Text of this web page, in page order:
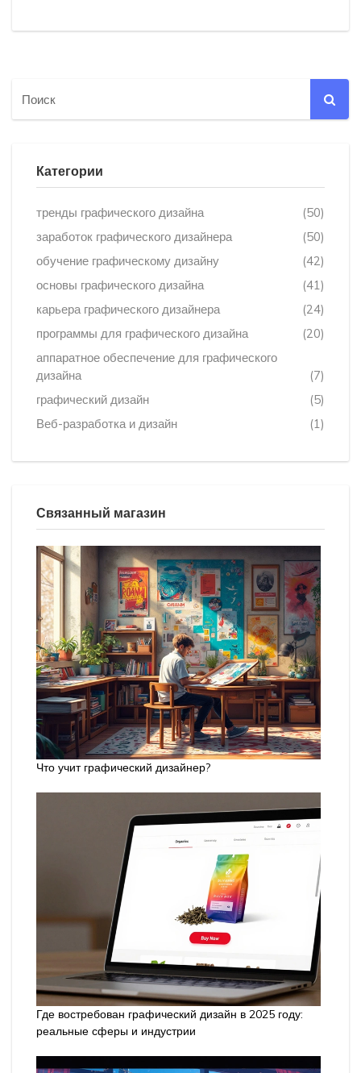
Категории
тренды графического дизайна
(50)
заработок графического дизайнера
(50)
обучение графическому дизайну
(42)
основы графического дизайна
(41)
карьера графического дизайнера
(24)
программы для графического дизайна
(20)
аппаратное обеспечение для графического
дизайна
(7)
графический дизайн
(5)
Веб-разработка и дизайн
(1)
Связанный магазин
Что учит графический дизайнер?
Где востребован графический дизайн в 2025 году:
реальные сферы и индустрии